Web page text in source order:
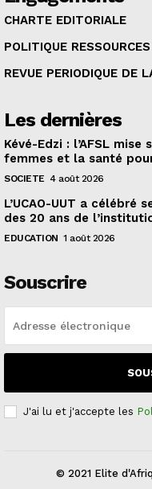
CHARTE EDITORIALE
POLITIQUE
REVUE PERIODIQUE DE
Les dernières
Kévé-Edzi : l’AFSL
femmes et la santé
SOCIETE 4 août 2026
L’UCAO-UUT a
des 20 ans de
EDUCATION 1 août 2026
Souscrire
J'ai lu et j'accepte les
© 2021 Elite